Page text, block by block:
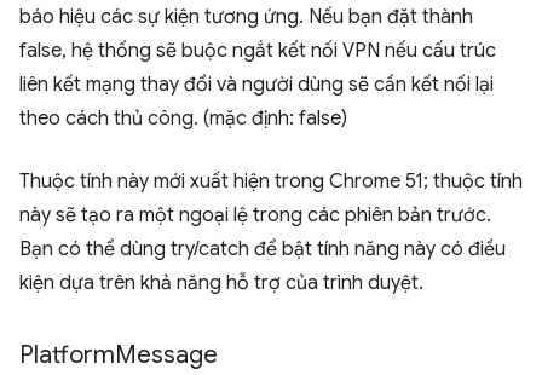
báo hiệu các sự kiện tương ứng. Nếu bạn đặt thành
false, hệ thống sẽ buộc ngắt kết nối VPN nếu cấu trúc
liên kết mạng thay đổi và người dùng sẽ cần kết nối lại
theo cách thủ công. (mặc định: false)
Thuộc tính này mới xuất hiện trong Chrome 51; thuộc tính
này sẽ tạo ra một ngoại lệ trong các phiên bản trước.
Bạn có thể dùng try/catch để bật tính năng này có điều
kiện dựa trên khả năng hỗ trợ của trình duyệt.
PlatformMessage